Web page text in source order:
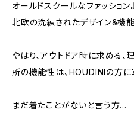
オールドスクールなファッショ
北欧の洗練されたデザイン&機
やはり、アウトドア時に求める
所の機能性は、HOUDINIの方
まだ着たことがないと言う方…